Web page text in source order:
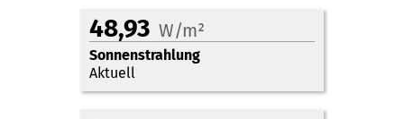
48,93 W/m²
Sonnenstrahlung
Aktuell